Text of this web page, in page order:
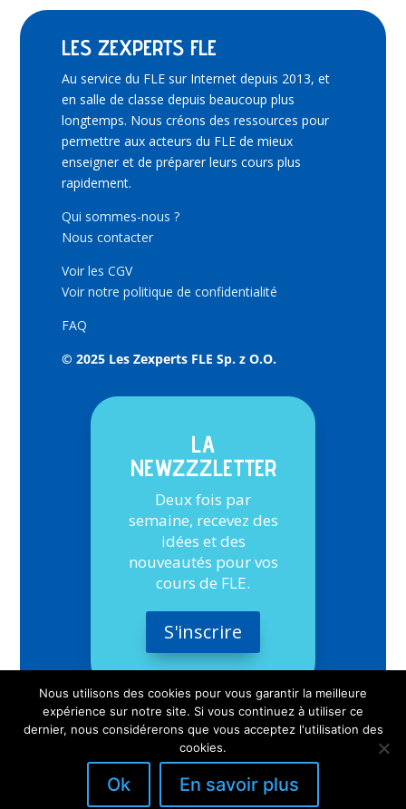
LES ZEXPERTS FLE
Au service du FLE sur Internet depuis 2013, et
en salle de classe depuis beaucoup plus
longtemps. Nous créons des ressources pour
permettre aux acteurs du FLE de mieux
enseigner et de préparer leurs cours plus
rapidement.
Qui sommes-nous ?
Nous contacter
Voir les CGV
Voir notre politique de confidentialité
FAQ
© 2025 Les Zexperts FLE Sp. z O.O.
LA
NEWZZZLETTER
Deux fois par
semaine, recevez des
idées et des
nouveautés pour vos
cours de FLE.
S'inscrire
Nous utilisons des cookies pour vous garantir la meilleure
expérience sur notre site. Si vous continuez à utiliser ce
dernier, nous considérerons que vous acceptez l'utilisation des
cookies.
Ok En savoir plus